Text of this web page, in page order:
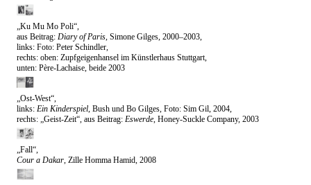
„Ku Mu Mo Poli“,
aus Beitrag: Diary of Paris, Simone Gilges, 2000–2003,
links: Foto: Peter Schindler,
rechts: oben: Zupfgeigenhansel im Künstlerhaus Stuttgart,
unten: Père-Lachaise, beide 2003
„Ost-West“,
links: Ein Kinderspiel, Bush und Bo Gilges, Foto: Sim Gil, 2004,
rechts: „Geist-Zeit“, aus Beitrag: Eswerde, Honey-Suckle Company, 2003
„Fall“,
Cour a Dakar, Zille Homma Hamid, 2008